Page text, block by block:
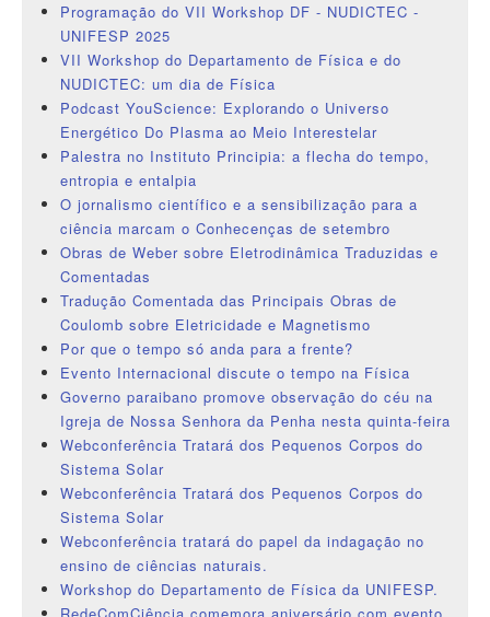
Programação do VII Workshop DF - NUDICTEC -
UNIFESP 2025
VII Workshop do Departamento de Física e do
NUDICTEC: um dia de Física
Podcast YouScience: Explorando o Universo
Energético Do Plasma ao Meio Interestelar
Palestra no Instituto Principia: a flecha do tempo,
entropia e entalpia
O jornalismo científico e a sensibilização para a
ciência marcam o Conhecenças de setembro
Obras de Weber sobre Eletrodinâmica Traduzidas e
Comentadas
Tradução Comentada das Principais Obras de
Coulomb sobre Eletricidade e Magnetismo
Por que o tempo só anda para a frente?
Evento Internacional discute o tempo na Física
Governo paraibano promove observação do céu na
Igreja de Nossa Senhora da Penha nesta quinta-feira
Webconferência Tratará dos Pequenos Corpos do
Sistema Solar
Webconferência Tratará dos Pequenos Corpos do
Sistema Solar
Webconferência tratará do papel da indagação no
ensino de ciências naturais.
Workshop do Departamento de Física da UNIFESP.